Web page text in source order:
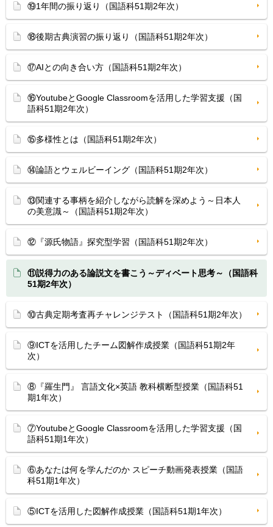
⑲1年間の振り返り（国語科51期2年次）
⑱後期古典演習の振り返り（国語科51期2年次）
⑰AIとの向き合い方（国語科51期2年次）
⑯YoutubeとGoogle Classroomを活用した学習支援（国
語科51期2年次）
⑮多様性とは（国語科51期2年次）
⑭論語とウェルビーイング（国語科51期2年次）
⑬関連する事柄を紹介しながら読解を深めよう～日本人
の美意識～（国語科51期2年次）
⑫『源氏物語』探究型学習（国語科51期2年次）
⑪説得力のある論説文を書こう～ディベート思考～（国語科
51期2年次）
⑩古典定期考査再チャレンジテスト（国語科51期2年次）
⑨ICTを活用したチーム図解作成授業（国語科51期2年
次）
⑧『羅生門』 言語文化×英語 教科横断型授業（国語科51
期1年次）
⑦YoutubeとGoogle Classroomを活用した学習支援（国
語科51期1年次）
⑥あなたは何を学んだのか スピーチ動画発表授業（国語
科51期1年次）
⑤ICTを活用した図解作成授業（国語科51期1年次）